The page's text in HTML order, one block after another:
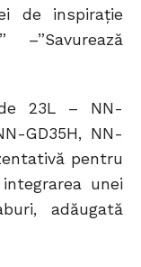
de inspirație
–”Savurează
23L – NN-
GD35H, NN-
pentru
unei
adăugată